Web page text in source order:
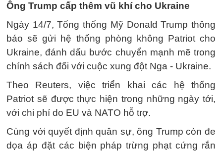
Ông Trump cấp thêm vũ khí cho Ukraine
Ngày 14/7, Tổng thống Mỹ Donald Trump thông
báo sẽ gửi hệ thống phòng không Patriot cho
Ukraine, đánh dấu bước chuyển mạnh mẽ trong
chính sách đối với cuộc xung đột Nga - Ukraine.
Theo Reuters, việc triển khai các hệ thống
Patriot sẽ được thực hiện trong những ngày tới,
với chi phí do EU và NATO hỗ trợ.
Cùng với quyết định quân sự, ông Trump còn đe
dọa áp đặt các biện pháp trừng phạt cứng rắn